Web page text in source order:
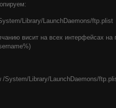
Library/LaunchDaemons/ftp.plist
висит на всех интерфейсах
/System/Library/LaunchDaemons/